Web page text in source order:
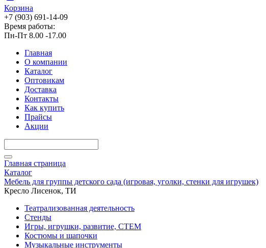
Корзина
+7 (903) 691-14-09
Время работы:
Пн-Пт 8.00 -17.00
Главная
О компании
Каталог
Оптовикам
Доставка
Контакты
Как купить
Прайсы
Акции
Главная страница
Каталог
Мебель для группы детского сада (игровая, уголки, стенки для игрушек)
Кресло Лисенок, ТИ
Театрализованная деятельность
Стенды
Игры, игрушки, развитие, СТЕМ
Костюмы и шапочки
Музыкальные инструменты